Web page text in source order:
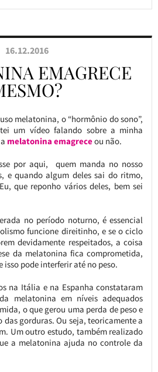
16.12.2016
EMAGRECE
melatonina, o “hormônio do sono”,
um vídeo falando sobre a minha
melatonina emagreceou não.
por aqui, quem manda no nosso
e quando algum deles sai do ritmo,
que reponho vários deles, bem sei
no período noturno, é essencial
funcione direitinho, e se o ciclo
devidamente respeitados, a coisa
da melatonina fica comprometida,
isso pode interferir até no peso.
na Itália e na Espanha constataram
melatonina em níveis adequados
o que gerou uma perda de peso e
gorduras. Ou seja, teoricamente a
Um outro estudo, também realizado
a melatonina ajuda no controle da